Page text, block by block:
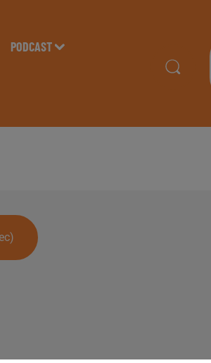
PODCAST